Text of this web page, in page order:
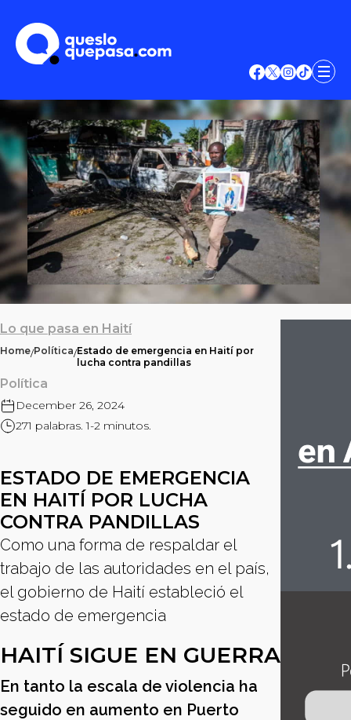
Lo que pasa en Haití
Home/Política/Estado de emergencia en Haití por
lucha contra pandillas
Política
December 26, 2024
271 palabras. 1-2 minutos.
ESTADO DE EMERGENCIA
EN HAITÍ POR LUCHA
CONTRA PANDILLAS
Como una forma de respaldar el
trabajo de las autoridades en el país,
el gobierno de Haití estableció el
estado de emergencia
HAITÍ SIGUE EN GUERRA
En tanto la escala de violencia ha
seguido en aumento en Puerto